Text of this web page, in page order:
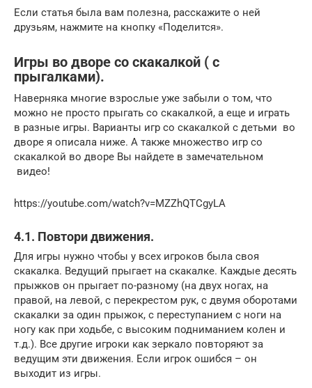
Если статья была вам полезна, расскажите о ней
друзьям, нажмите на кнопку «Поделится».
Игры во дворе со скакалкой ( с
прыгалками).
Наверняка многие взрослые уже забыли о том, что
можно не просто прыгать со скакалкой, а еще и играть
в разные игры. Варианты игр со скакалкой с детьми во
дворе я описала ниже. А также множество игр со
скакалкой во дворе Вы найдете в замечательном
видео!
https://youtube.com/watch?v=MZZhQTCgyLA
4.1. Повтори движения.
Для игры нужно чтобы у всех игроков была своя
скакалка. Ведущий прыгает на скакалке. Каждые десять
прыжков он прыгает по-разному (на двух ногах, на
правой, на левой, с перекрестом рук, с двумя оборотами
скакалки за один прыжок, с переступанием с ноги на
ногу как при ходьбе, с высоким подниманием колен и
т.д.). Все другие игроки как зеркало повторяют за
ведущим эти движения. Если игрок ошибся – он
выходит из игры.